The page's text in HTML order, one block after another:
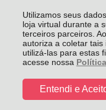
Utilizamos seus
loja virtual durante a
terceiros parceiros.
autoriza a coletar
utilizá-las para estas
acesse nossa
Entendi e